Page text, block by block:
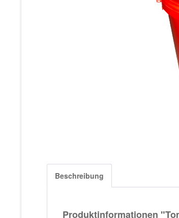
Beschreibung
Produktinformationen